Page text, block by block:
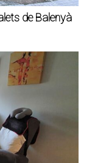
de Balenyà